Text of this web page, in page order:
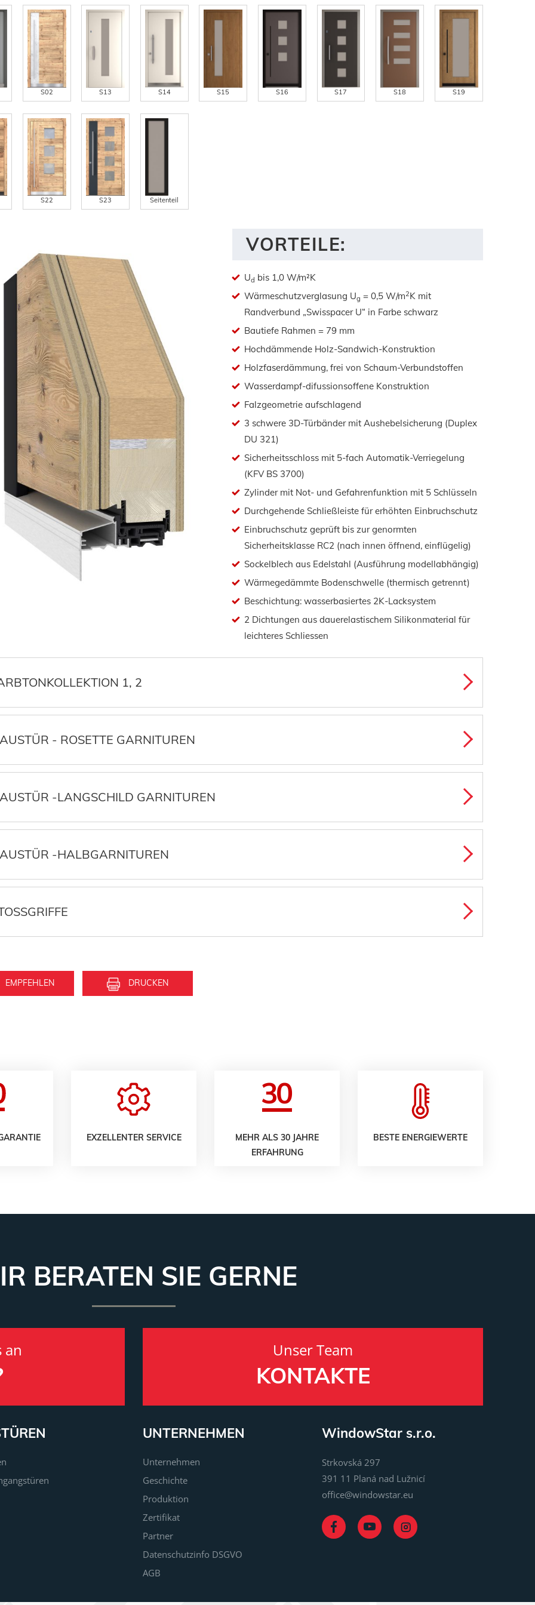
S02 S13 S14 S15 S16 S17 S18 S19
S22 S23 Seitenteil
VORTEILE:
Ud bis 1,0 W/m²K
Wärmeschutzverglasung Ug = 0,5 W/m2K mit
Randverbund „Swisspacer U“ in Farbe schwarz
Bautiefe Rahmen = 79 mm
Hochdämmende Holz-Sandwich-Konstruktion
Holzfaserdämmung, frei von Schaum-Verbundstoffen
Wasserdampf-difussionsoffene Konstruktion
Falzgeometrie aufschlagend
3 schwere 3D-Türbänder mit Aushebelsicherung (Duplex
DU 321)
Sicherheitsschloss mit 5-fach Automatik-Verriegelung
(KFV BS 3700)
Zylinder mit Not- und Gefahrenfunktion mit 5 Schlüsseln
Durchgehende Schließleiste für erhöhten Einbruchschutz
Einbruchschutz geprüft bis zur genormten
Sicherheitsklasse RC2 (nach innen öffnend, einflügelig)
Sockelblech aus Edelstahl (Ausführung modellabhängig)
Wärmegedämmte Bodenschwelle (thermisch getrennt)
Beschichtung: wasserbasiertes 2K-Lacksystem
2 Dichtungen aus dauerelastischem Silikonmaterial für
leichteres Schliessen
1, 2
- ROSETTE GARNITUREN
-LANGSCHILD GARNITUREN
-HALBGARNITUREN
EMPFEHLEN DRUCKEN
EXZELLENTER SERVICE
MEHR ALS 30 JAHRE
ERFAHRUNG
BESTE ENERGIEWERTE
BERATEN SIE GERNE
an Unser Team
KONTAKTE
UNTERNEHMEN
Unternehmen
Geschichte
Produktion
Zertifikat
Partner
Datenschutzinfo DSGVO
AGB
WindowStar s.r.o.
Strkovská 297
391 11 Planá nad Lužnicí
office@windowstar.eu